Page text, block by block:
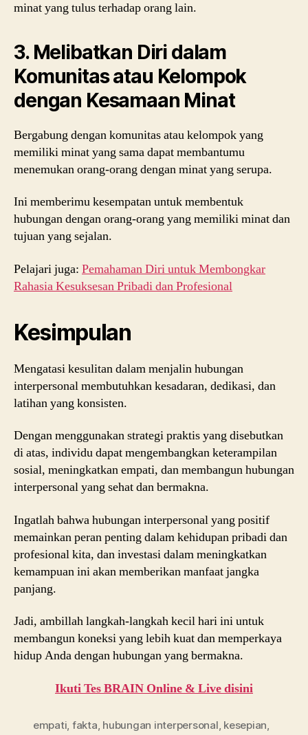
minat yang tulus terhadap orang lain.
3. Melibatkan Diri dalam
Komunitas atau Kelompok
dengan Kesamaan Minat
Bergabung dengan komunitas atau kelompok yang
memiliki minat yang sama dapat membantumu
menemukan orang-orang dengan minat yang serupa.
Ini memberimu kesempatan untuk membentuk
hubungan dengan orang-orang yang memiliki minat dan
tujuan yang sejalan.
Pelajari juga: Pemahaman Diri untuk Membongkar
Rahasia Kesuksesan Pribadi dan Profesional
Kesimpulan
Mengatasi kesulitan dalam menjalin hubungan
interpersonal membutuhkan kesadaran, dedikasi, dan
latihan yang konsisten.
Dengan menggunakan strategi praktis yang disebutkan
di atas, individu dapat mengembangkan keterampilan
sosial, meningkatkan empati, dan membangun hubungan
interpersonal yang sehat dan bermakna.
Ingatlah bahwa hubungan interpersonal yang positif
memainkan peran penting dalam kehidupan pribadi dan
profesional kita, dan investasi dalam meningkatkan
kemampuan ini akan memberikan manfaat jangka
panjang.
Jadi, ambillah langkah-langkah kecil hari ini untuk
membangun koneksi yang lebih kuat dan memperkaya
hidup Anda dengan hubungan yang bermakna.
Ikuti Tes BRAIN Online & Live disini
empati fakta hubungan interpersonal kesepian